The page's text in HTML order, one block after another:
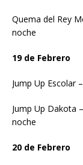
Quema del Rey
noche
19 de Febrero
Jump Up Escolar
Jump Up Dakota
noche
20 de Febrero